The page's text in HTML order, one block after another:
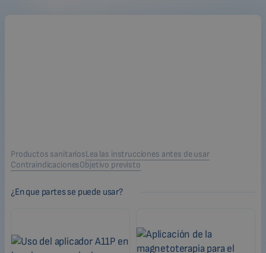
Productos sanitariosLea las instrucciones antes de usar
ContraindicacionesObjetivo previsto
¿En que partes se puede usar?